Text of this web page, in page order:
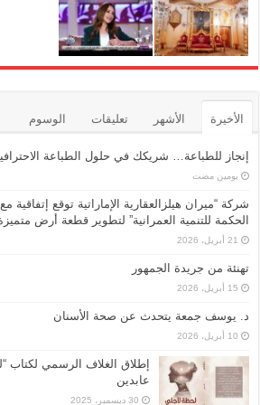
الأخيرة الأشهر تعليقات الوسوم
إنجاز للطباعة… شريكك في حلول الطباعة
‏يومين مضت
شركة “ميران هيلزالعقارية الإماراتية توقع
الحكمة للتنمية العمرانية” لتطوير قطعة أرض
21 أبريل، 2026
تهنئة من جريدة الجمهور
15 أبريل، 2026
د. يوسف جمعة يتحدث عن صحة الأسنان
10 أبريل، 2026
إطلاق الغلاف الرسمي لكتاب
عابدين
30 ديسمبر، 2025